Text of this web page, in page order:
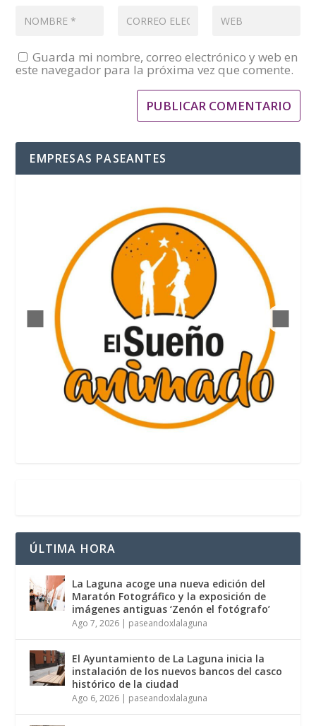
Guarda mi nombre, correo electrónico y web en
este navegador para la próxima vez que comente.
EMPRESAS PASEANTES
ÚLTIMA HORA
La Laguna acoge una nueva edición del
Maratón Fotográfico y la exposición de
imágenes antiguas ‘Zenón el fotógrafo’
Ago 7, 2026 | paseandoxlalaguna
El Ayuntamiento de La Laguna inicia la
instalación de los nuevos bancos del casco
histórico de la ciudad
Ago 6, 2026 | paseandoxlalaguna